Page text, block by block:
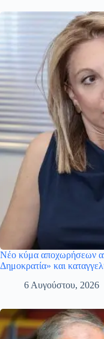
Νέο κύμα αποχωρήσεων
Δημοκρατία» και
6 Αυγούστου, 2026